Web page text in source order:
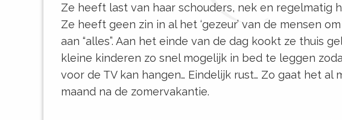
Ze heeft last van haar schouders, nek en regelmatig
Ze heeft geen zin in al het ‘gezeur’ van de mensen
aan “alles”. Aan het einde van de dag kookt ze thuis
kleine kinderen zo snel mogelijk in bed te leggen
voor de TV kan hangen… Eindelijk rust… Zo gaat het
maand na de zomervakantie.